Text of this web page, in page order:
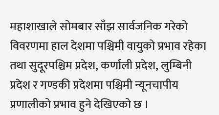
महाशाखाले सोमबार साँझ सार्वजनिक गरेको
विवरणमा हाल देशमा पश्चिमी वायुको प्रभाव रहेका
तथा सुदूरपश्चिम प्रदेश, कर्णाली प्रदेश, लुम्बिनी
प्रदेश र गण्डकी प्रदेशमा पश्चिमी न्यूनचापीय
प्रणालीको प्रभाव हुने देखिएको छ ।